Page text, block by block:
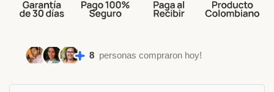
8 personas compraron hoy!